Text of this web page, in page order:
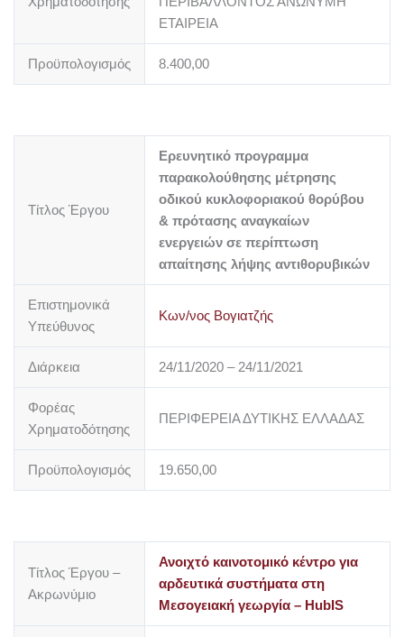
ΕΤΑΙΡΕΙΑ
Προϋπολογισμός 8.400,00
Τίτλος Έργου
Ερευνητικό προγραμμα
παρακολούθησης μέτρησης
οδικού κυκλοφοριακού θορύβου
& πρότασης αναγκαίων
ενεργειών σε περίπτωση
απαίτησης λήψης αντιθορυβικών
Επιστημονικά
Υπεύθυνος
Κων/νος Βογιατζής
Διάρκεια 24/11/2020 – 24/11/2021
Φορέας
Χρηματοδότησης
ΠΕΡΙΦΕΡΕΙΑ ΔΥΤΙΚΗΣ ΕΛΛΑΔΑΣ
Προϋπολογισμός 19.650,00
Τίτλος Έργου –
Ακρωνύμιο
Ανοιχτό καινοτομικό κέντρο για
αρδευτικά συστήματα στη
Μεσογειακή γεωργία – HubIS